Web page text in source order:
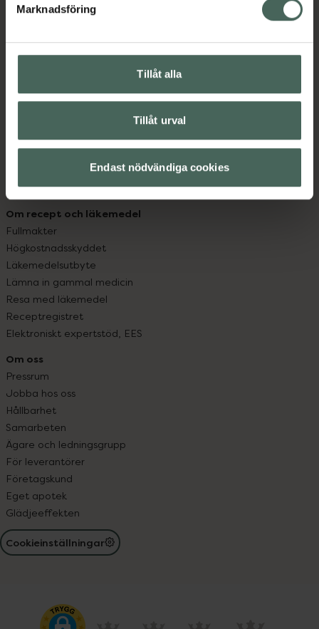
Marknadsföring
Tillåt alla
Tillåt urval
Endast nödvändiga cookies
Handla tryggt
Leverans, betalning och retur
Kundklubb
Sajtens tillgänglighet
Köpvillkor
Om recept och läkemedel
Fullmakter
Högkostnadsskyddet
Läkemedelsutbyte
Lämna in gammal medicin
Resa med läkemedel
Receptregistret
Elektroniskt expertstöd, EES
Om oss
Pressrum
Jobba hos oss
Hållbarhet
Samarbeten
Ägare och ledningsgrupp
För leverantörer
Företagskund
Eget apotek
Glädjeeffekten
Cookieinställningar